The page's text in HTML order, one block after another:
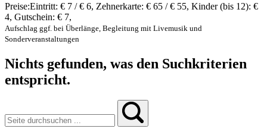
Preise:Eintritt: € 7 / € 6, Zehnerkarte: € 65 / € 55, Kinder (bis 12): €
4, Gutschein: € 7,
Aufschlag ggf. bei Überlänge, Begleitung mit Livemusik und
Sonderveranstaltungen
Nichts gefunden, was den Suchkriterien
entspricht.